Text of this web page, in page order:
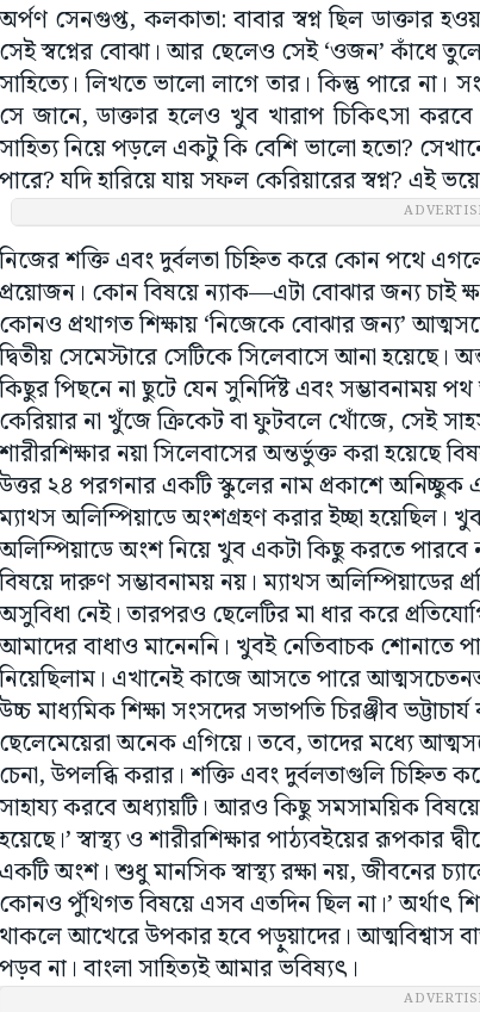
সেনগুপ্ত, কলকাতা: বাবার স্বপ্ন ছিল ডাক্তার
সেই স্বপ্নের বোঝা। আর ছেলেও সেই ‘ওজন’ কাঁধে
সাহিত্যে। লিখতে ভালো লাগে তার। কিন্তু পারে
সে জানে, ডাক্তার হলেও খুব খারাপ চিকিৎসা
সাহিত্য নিয়ে পড়লে একটু কি বেশি ভালো হতো?
পারে? যদি হারিয়ে যায় সফল কেরিয়ারের স্বপ্ন? এই
শক্তি এবং দুর্বলতা চিহ্নিত করে কোন পথে
প্রয়োজন। কোন বিষয়ে ন্যাক—এটা বোঝার জন্য চাই
কোনও প্রথাগত শিক্ষায় ‘নিজেকে বোঝার জন্য’
সেমেস্টারে সেটিকে সিলেবাসে আনা
পিছনে না ছুটে যেন সুনির্দিষ্ট এবং সম্ভাবনাময়
কেরিয়ার না খুঁজে ক্রিকেট বা ফুটবলে খোঁজে, সেই
শারীরশিক্ষার নয়া সিলেবাসের অন্তর্ভুক্ত করা হয়েছে
২৪ পরগনার একটি স্কুলের নাম প্রকাশে
ম্যাথস অলিম্পিয়াডে অংশগ্রহণ করার ইচ্ছা হয়েছিল।
অংশ নিয়ে খুব একটা কিছু করতে
দারুণ সম্ভাবনাময় নয়। ম্যাথস অলিম্পিয়াডের
নেই। তারপরও ছেলেটির মা ধার করে
বাধাও মানেননি। খুবই নেতিবাচক শোনাতে
এখানেই কাজে আসতে পারে
মাধ্যমিক শিক্ষা সংসদের সভাপতি চিরঞ্জীব
ছেলেমেয়েরা অনেক এগিয়ে। তবে, তাদের মধ্যে
চেনা, উপলব্ধি করার। শক্তি এবং দুর্বলতাগুলি চিহ্নিত
সাহায্য করবে অধ্যায়টি। আরও কিছু সমসাময়িক
স্বাস্থ্য ও শারীরশিক্ষার পাঠ্যবইয়ের
একটি অংশ। শুধু মানসিক স্বাস্থ্য রক্ষা নয়, জীবনের
কোনও পুঁথিগত বিষয়ে এসব এতদিন ছিল না।’ অর্থাৎ
থাকলে আখেরে উপকার হবে পড়ুয়াদের। আত্মবিশ্বাস
পড়ব না। বাংলা সাহিত্যই আমার ভবিষ্যৎ।